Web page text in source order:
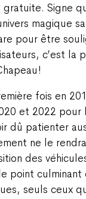
Signe
magique
pour être
c’est la
!
fois en
et 2022 pour
dû patienter
ne le
des
point culminant
seuls ceux